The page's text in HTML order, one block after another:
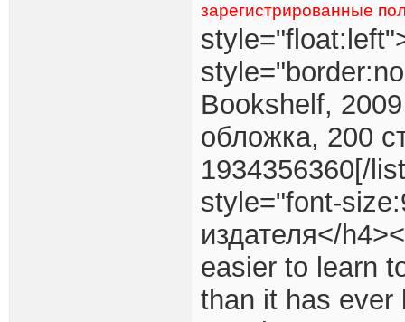
зарегистрированные
Bookshelf,
обложка, 200
1934356360[/
style="font-
издателя</
easier to learn
than it has ever